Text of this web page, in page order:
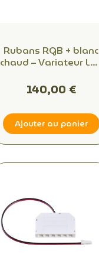
Rubans RGB + blanc
chaud – Variateur LED
12/24V – Radium
140,00 €
Ajouter au panier